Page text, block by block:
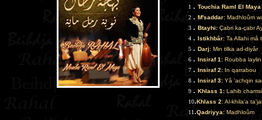
1 . Touchia Raml El Maya
2 . M'saddar: Madhloûm
3 . Btayhi:Çabri ka-çabr
4 . Istikhbâr:Ta Allahi mâ
5 . Darj:Min tilka ad-diyâr
6 . Insiraf 1:Roubba laylin
7 . Insiraf 2:In qarrabou
8 . Insiraf 3:Yâ 'achqin
9 . Khlass 1:Lahib chamsi
10.Khlass 2: Al-khila'a
11 .Qadriyya:Madhloûm